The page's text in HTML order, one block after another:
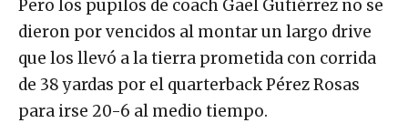
Pero los pupilos de coach Gael Gutiérrez no se
dieron por vencidos al montar un largo drive
que los llevó a la tierra prometida con corrida
de 38 yardas por el quarterback Pérez Rosas
para irse 20-6 al medio tiempo.